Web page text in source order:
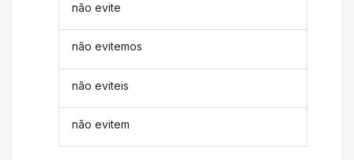
não evite
não evitemos
não eviteis
não evitem